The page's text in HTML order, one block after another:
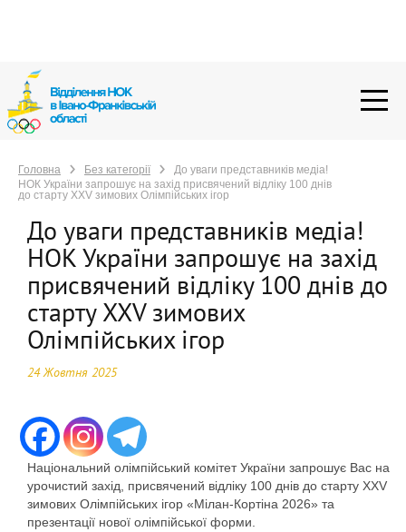
Головна Без категорії
До уваги представників медіа!
НОК України запрошує на захід присвячений відліку 100 днів
до старту XXV зимових Олімпійських ігор
До уваги представників медіа!
НОК України запрошує на захід
присвячений відліку 100 днів до
старту XXV зимових
Олімпійських ігор
24 Жовтня 2025
Національний олімпійський комітет України запрошує Вас на
урочистий захід, присвячений відліку 100 днів до старту XXV
зимових Олімпійських ігор «Мілан-Кортіна 2026» та
презентації нової олімпійської форми.